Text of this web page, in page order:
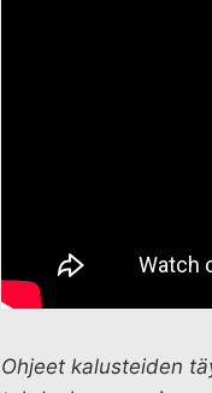
Ohjeet kalusteiden